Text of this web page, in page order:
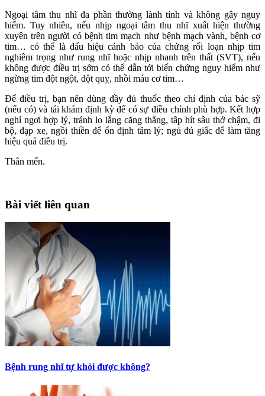
Ngoại tâm thu nhĩ đa phần thường lành tính và không gây nguy
hiểm. Tuy nhiên, nếu nhịp ngoại tâm thu nhĩ xuất hiện thường
xuyên trên người có bệnh tim mạch như bệnh mạch vành, bệnh cơ
tim… có thể là dấu hiệu cảnh báo của chứng rối loạn nhịp tim
nghiêm trọng như rung nhĩ hoặc nhịp nhanh trên thất (SVT), nếu
không được điều trị sớm có thể dẫn tới biến chứng nguy hiểm như
ngừng tim đột ngột, đột quỵ, nhồi máu cơ tim…
Để điều trị, bạn nên dùng đầy đủ thuốc theo chỉ định của bác sỹ
(nếu có) và tái khám định kỳ để có sự điều chỉnh phù hợp. Kết hợp
nghỉ ngơi hợp lý, tránh lo lắng căng thẳng, tâp hít sâu thở chậm, đi
bộ, đạp xe, ngồi thiền để ổn định tâm lý; ngủ đủ giấc để làm tăng
hiệu quả điều trị.
Thân mến.
Bài viết liên quan
Bệnh rung nhĩ tự khỏi được không?